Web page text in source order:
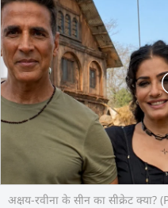
अक्षय-रवीना के सीन का सीक्रेट